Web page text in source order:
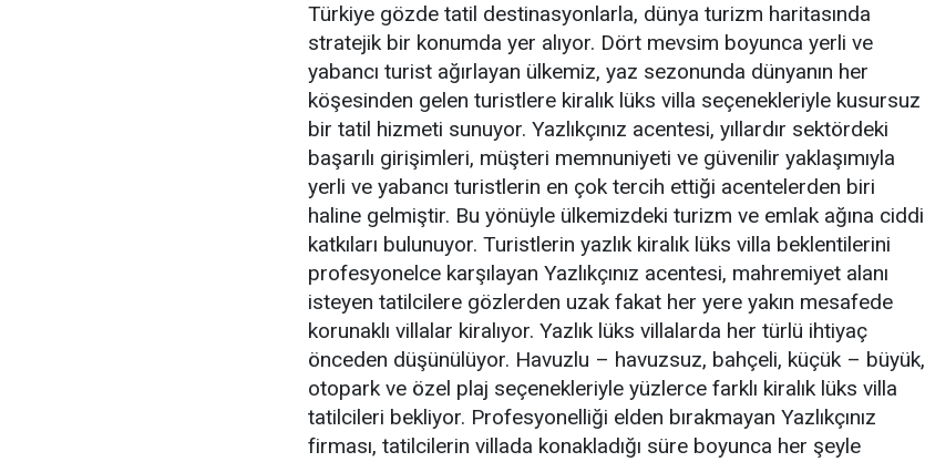
Türkiye gözde tatil destinasyonlarla, dünya turizm haritasında
stratejik bir konumda yer alıyor. Dört mevsim boyunca yerli ve
yabancı turist ağırlayan ülkemiz, yaz sezonunda dünyanın her
köşesinden gelen turistlere kiralık lüks villa seçenekleriyle kusursuz
bir tatil hizmeti sunuyor. Yazlıkçınız acentesi, yıllardır sektördeki
başarılı girişimleri, müşteri memnuniyeti ve güvenilir yaklaşımıyla
yerli ve yabancı turistlerin en çok tercih ettiği acentelerden biri
haline gelmiştir. Bu yönüyle ülkemizdeki turizm ve emlak ağına ciddi
katkıları bulunuyor. Turistlerin yazlık kiralık lüks villa beklentilerini
profesyonelce karşılayan Yazlıkçınız acentesi, mahremiyet alanı
isteyen tatilcilere gözlerden uzak fakat her yere yakın mesafede
korunaklı villalar kiralıyor. Yazlık lüks villalarda her türlü ihtiyaç
önceden düşünülüyor. Havuzlu – havuzsuz, bahçeli, küçük – büyük,
otopark ve özel plaj seçenekleriyle yüzlerce farklı kiralık lüks villa
tatilcileri bekliyor. Profesyonelliği elden bırakmayan Yazlıkçınız
firması, tatilcilerin villada konakladığı süre boyunca her şeyle